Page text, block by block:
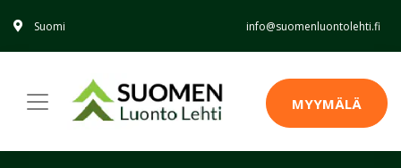
Suomi info@suomenluontolehti.fi
MYYMÄLÄ